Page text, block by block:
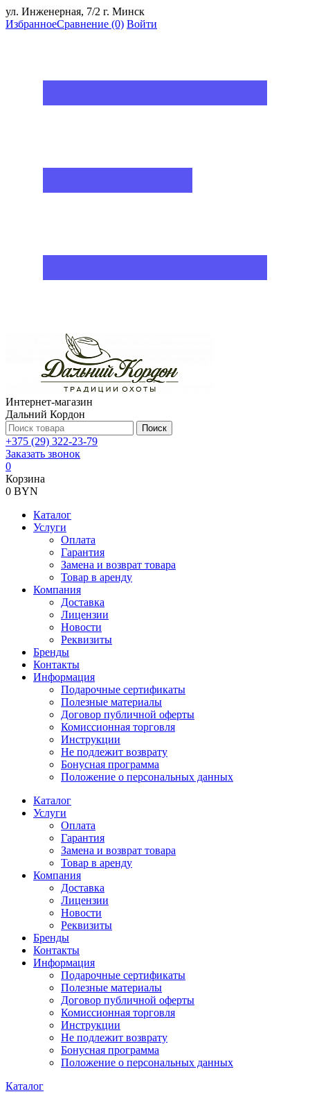
ул. Инженерная, 7/2 г. Минск
ИзбранноеСравнение (0) Войти
Интернет-магазин
Дальний Кордон
Поиск
+375 (29) 322-23-79
Заказать звонок
0
Корзина
0 BYN
Каталог
Услуги
Оплата
Гарантия
Замена и возврат товара
Товар в аренду
Компания
Доставка
Лицензии
Новости
Реквизиты
Бренды
Контакты
Информация
Подарочные сертификаты
Полезные материалы
Договор публичной оферты
Комиссионная торговля
Инструкции
Не подлежит возврату
Бонусная программа
Положение о персональных данных
Каталог
Услуги
Оплата
Гарантия
Замена и возврат товара
Товар в аренду
Компания
Доставка
Лицензии
Новости
Реквизиты
Бренды
Контакты
Информация
Подарочные сертификаты
Полезные материалы
Договор публичной оферты
Комиссионная торговля
Инструкции
Не подлежит возврату
Бонусная программа
Положение о персональных данных
Каталог